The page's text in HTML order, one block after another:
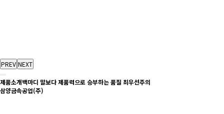
PREV NEXT
제품소개백마디 말보다 제품력으로 승부하는 품질 최우선주의
삼양금속공업(주)